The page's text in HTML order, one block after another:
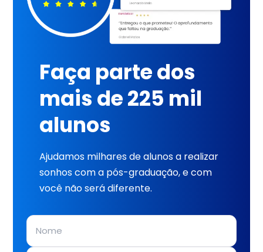
Faça parte dos
mais de 225 mil
alunos
Ajudamos milhares de alunos a realizar
sonhos com a pós-graduação, e com
você não será diferente.